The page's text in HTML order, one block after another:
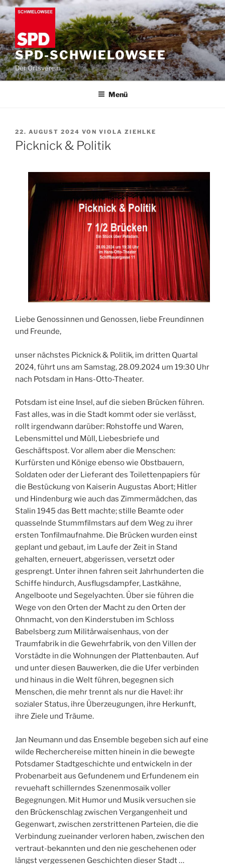
Zum
Inhalt
springen
SPD-SCHWIELOWSEE
Der Ortsverein
Menü
VERÖFFENTLICHT
AM
22. AUGUST 2024 VON VIOLA ZIEHLKE
Picknick & Politik
Liebe Genossinnen und Genossen, liebe Freundinnen
und Freunde,
unser nächstes Picknick & Politik, im dritten Quartal
2024, führt uns am Samstag, 28.09.2024 um 19:30 Uhr
nach Potsdam in Hans-Otto-Theater.
Potsdam ist eine Insel, auf die sieben Brücken führen.
Fast alles, was in die Stadt kommt oder sie verlässt,
rollt irgendwann darüber: Rohstoffe und Waren,
Lebensmittel und Müll, Liebesbriefe und
Geschäftspost. Vor allem aber die Menschen:
Kurfürsten und Könige ebenso wie Obstbauern,
Soldaten oder der Lieferant des Toilettenpapiers für
die Bestückung von Kaiserin Augustas Abort; Hitler
und Hindenburg wie auch das Zimmermädchen, das
Stalin 1945 das Bett machte; stille Beamte oder
quasselnde Stummfilmstars auf dem Weg zu ihrer
ersten Tonfilmaufnahme. Die Brücken wurden einst
geplant und gebaut, im Laufe der Zeit in Stand
gehalten, erneuert, abgerissen, versetzt oder
gesprengt. Unter ihnen fahren seit Jahrhunderten die
Schiffe hindurch, Ausflugsdampfer, Lastkähne,
Angelboote und Segelyachten. Über sie führen die
Wege von den Orten der Macht zu den Orten der
Ohnmacht, von den Kinderstuben im Schloss
Babelsberg zum Militärwaisenhaus, von der
Traumfabrik in die Gewehrfabrik, von den Villen der
Vorstädte in die Wohnungen der Plattenbauten. Auf
und unter diesen Bauwerken, die die Ufer verbinden
und hinaus in die Welt führen, begegnen sich
Menschen, die mehr trennt als nur die Havel: ihr
sozialer Status, ihre Überzeugungen, ihre Herkunft,
ihre Ziele und Träume.
Jan Neumann und das Ensemble begeben sich auf eine
wilde Recherchereise mitten hinein in die bewegte
Potsdamer Stadtgeschichte und entwickeln in der
Probenarbeit aus Gefundenem und Erfundenem ein
revuehaft schillerndes Szenenmosaik voller
Begegnungen. Mit Humor und Musik versuchen sie
den Brückenschlag zwischen Vergangenheit und
Gegenwart, zwischen zerstrittenen Parteien, die die
Verbindung zueinander verloren haben, zwischen den
vertraut-bekannten und den nie geschehenen oder
längst vergessenen Geschichten dieser Stadt …